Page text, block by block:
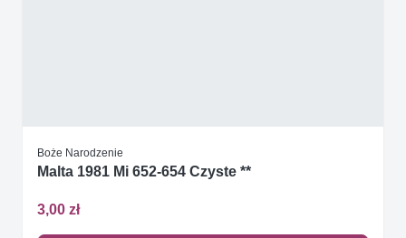
Boże Narodzenie
Malta 1981 Mi 652-654 Czyste **
3,00 zł